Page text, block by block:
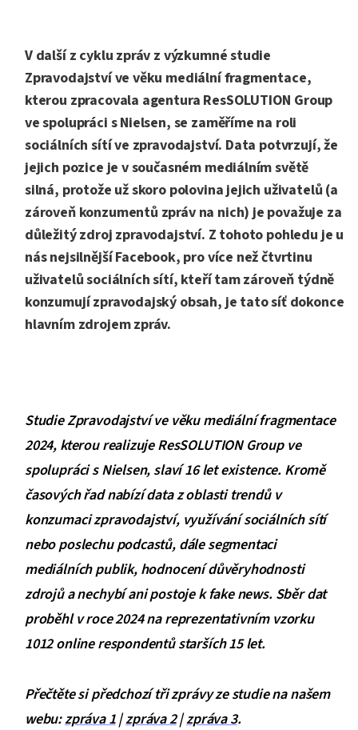
V další z cyklu zpráv z výzkumné studie
Zpravodajství ve věku mediální fragmentace,
kterou zpracovala agentura ResSOLUTION Group
ve spolupráci s Nielsen, se zaměříme na roli
sociálních sítí ve zpravodajství. Data potvrzují, že
jejich pozice je v současném mediálním světě
silná, protože už skoro polovina jejich uživatelů (a
zároveň konzumentů zpráv na nich) je považuje za
důležitý zdroj zpravodajství. Z tohoto pohledu je u
nás nejsilnější Facebook, pro více než čtvrtinu
uživatelů sociálních sítí, kteří tam zároveň týdně
konzumují zpravodajský obsah, je tato síť dokonce
hlavním zdrojem zpráv.
Studie Zpravodajství ve věku mediální fragmentace
2024, kterou realizuje ResSOLUTION Group ve
spolupráci s Nielsen, slaví 16 let existence. Kromě
časových řad nabízí data z oblasti trendů v
konzumaci zpravodajství, využívání sociálních sítí
nebo poslechu podcastů, dále segmentaci
mediálních publik, hodnocení důvěryhodnosti
zdrojů a nechybí ani postoje k fake news. Sběr dat
proběhl v roce 2024 na reprezentativním vzorku
1012 online respondentů starších 15 let.
Přečtěte si předchozí tři zprávy ze studie na našem
webu:zpráva 1|zpráva 2|zpráva 3.